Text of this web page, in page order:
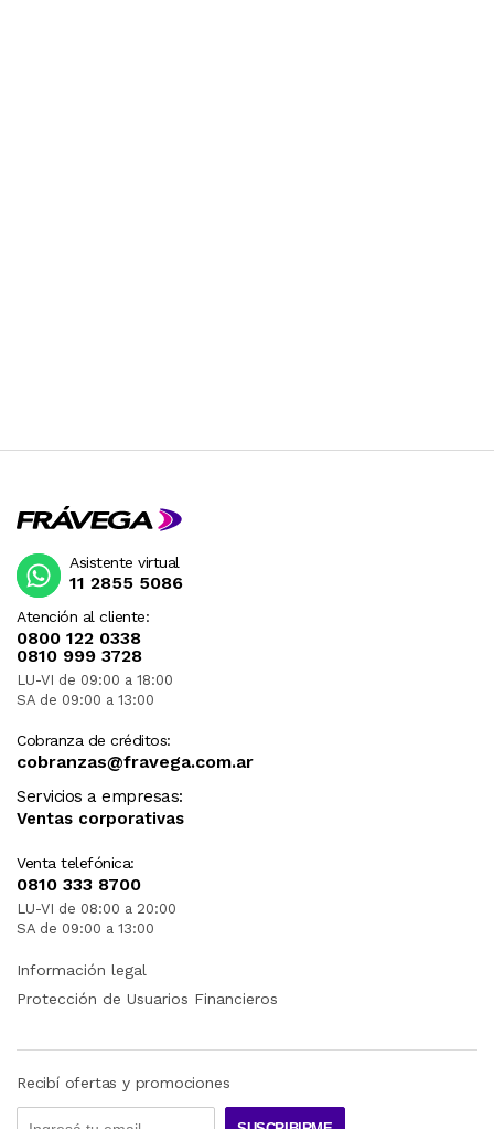
Atención al cliente:
0800 122 0338
0810 999 3728
LU-VI de 09:00 a 18:00
SA de 09:00 a 13:00
Cobranza de créditos:
cobranzas@fravega.com.ar
Servicios a empresas:
Ventas corporativas
Venta telefónica:
0810 333 8700
LU-VI de 08:00 a 20:00
SA de 09:00 a 13:00
Asistente virtual
11 2855 5086
Información legal
Protección de Usuarios Financieros
Recibí ofertas y promociones